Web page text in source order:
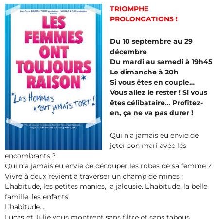
TRIOMPHE
PROLONGATIONS !
Du 10 septembre au 29
décembre
Du mardi au samedi à 19h45
Le dimanche à 20h
Si vous êtes en couple…
Vous allez le rester ! Si vous
êtes célibataire… Profitez-
en, ça ne va pas durer !
Qui n’a jamais eu envie de
jeter son mari avec les
encombrants ?
Qui n’a jamais eu envie de découper les robes de sa femme ?
Vivre à deux revient à traverser un champ de mines :
L’habitude, les petites manies, la jalousie. L’habitude, la belle
famille, les enfants.
L’habitude…
Lucas et Julie vous montrent sans filtre et sans tabous